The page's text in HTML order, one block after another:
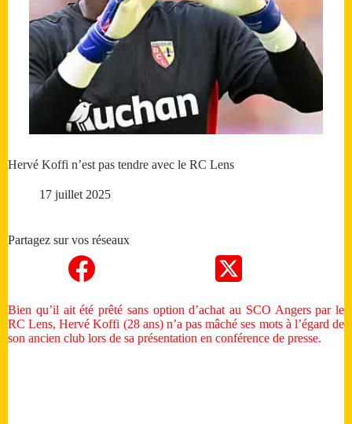
Hervé Koffi n’est pas tendre avec le RC Lens
17 juillet 2025
Partagez sur vos réseaux
Bien qu’il ait été prêté sans option d’achat au SCO Angers par le
RC Lens, Hervé Koffi (28 ans) n’a pas mâché ses mots à l’égard de
son ancien club lors de sa présentation en conférence de presse.